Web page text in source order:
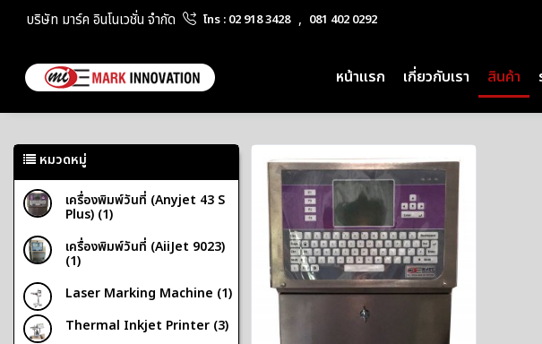
บริษัท มาร์ค อินโนเวชั่น จำกัด โทร : 02 918 3428 , 081 402 0292
หน้าแรก เกี่ยวกับเรา สินค้า
หมวดหมู่
เครื่องพิมพ์วันที่ (Anyjet 43 S
Plus) (1)
เครื่องพิมพ์วันที่ (AiiJet 9023)
(1)
Laser Marking Machine (1)
Thermal Inkjet Printer (3)